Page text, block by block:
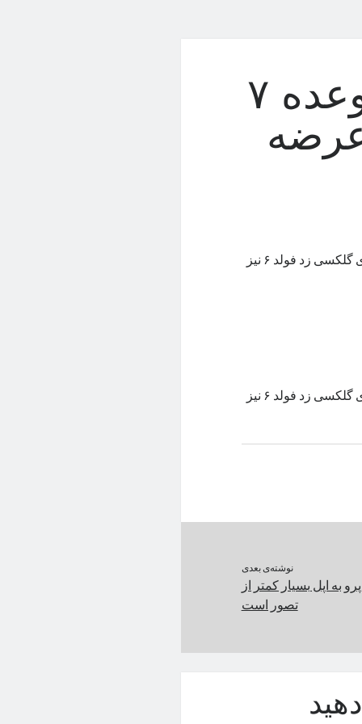
گلکسی زد فولد ۶ با وعده ۷
به‌احتمال زیاد سیاست پشتیبانی نرم‌افزاری هفت ساله‌ی سامسونگ برای گلکسی زد فولد ۶ نیز
به‌احتمال زیاد سیاست پشتیبانی نرم‌افزاری هفت ساله‌ی سامسونگ برای گلکسی زد فولد ۶ نیز
نوشته‌ی بعدی
به اپل بسیار کمتر از
تصور است